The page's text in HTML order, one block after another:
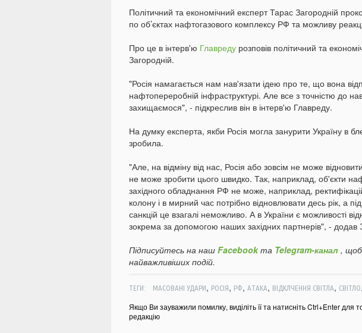
Політичний та економічний експерт Тарас Загородній
по об’єктах нафтогазового комплексу РФ та можливу
Про це в інтерв'ю Главреду розповів політичний та
Загородній.
"Росія намагається нам нав'язати ідею про те, що вона
нафтопереробній інфраструктурі. Але все з точністю до
захищаємося", - підкреслив він в інтерв'ю Главреду.
На думку експерта, якби Росія могла занурити Україну в
зробила.
"Але, на відміну від нас, Росія або зовсім не може
не може зробити цього швидко. Так, наприклад, об'єкти
західного обладнання РФ не може, наприклад,
колону і в мирний час потрібно відновлювати десь рік, а
санкцій це взагалі неможливо. А в України є можливості
зокрема за допомогою наших західних партнерів", - додав
Підписуйтесь на наш Facebookта Telegram-канал , щоб
найважливіших подій.
ТЕГИ: МАСОВАНІ УДАРИ, РОСІЯ, РФ, АТАКА, ВІДКЛЧЕННЯ СВІТЛА, СВІТЛО,
Якщо Ви зауважили помилку, виділіть її та натисніть Ctrl+Enter для
редакцію